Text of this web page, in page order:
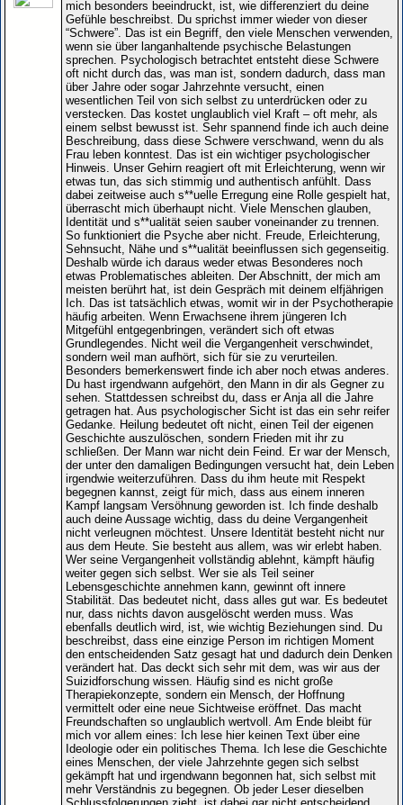
mich besonders beeindruckt, ist, wie differenziert du deine
Gefühle beschreibst. Du sprichst immer wieder von dieser
“Schwere”. Das ist ein Begriff, den viele Menschen verwenden,
wenn sie über langanhaltende psychische Belastungen
sprechen. Psychologisch betrachtet entsteht diese Schwere
oft nicht durch das, was man ist, sondern dadurch, dass man
über Jahre oder sogar Jahrzehnte versucht, einen
wesentlichen Teil von sich selbst zu unterdrücken oder zu
verstecken. Das kostet unglaublich viel Kraft – oft mehr, als
einem selbst bewusst ist. Sehr spannend finde ich auch deine
Beschreibung, dass diese Schwere verschwand, wenn du als
Frau leben konntest. Das ist ein wichtiger psychologischer
Hinweis. Unser Gehirn reagiert oft mit Erleichterung, wenn wir
etwas tun, das sich stimmig und authentisch anfühlt. Dass
dabei zeitweise auch s**uelle Erregung eine Rolle gespielt hat,
überrascht mich überhaupt nicht. Viele Menschen glauben,
Identität und s**ualität seien sauber voneinander zu trennen.
So funktioniert die Psyche aber nicht. Freude, Erleichterung,
Sehnsucht, Nähe und s**ualität beeinflussen sich gegenseitig.
Deshalb würde ich daraus weder etwas Besonderes noch
etwas Problematisches ableiten. Der Abschnitt, der mich am
meisten berührt hat, ist dein Gespräch mit deinem elfjährigen
Ich. Das ist tatsächlich etwas, womit wir in der Psychotherapie
häufig arbeiten. Wenn Erwachsene ihrem jüngeren Ich
Mitgefühl entgegenbringen, verändert sich oft etwas
Grundlegendes. Nicht weil die Vergangenheit verschwindet,
sondern weil man aufhört, sich für sie zu verurteilen.
Besonders bemerkenswert finde ich aber noch etwas anderes.
Du hast irgendwann aufgehört, den Mann in dir als Gegner zu
sehen. Stattdessen schreibst du, dass er Anja all die Jahre
getragen hat. Aus psychologischer Sicht ist das ein sehr reifer
Gedanke. Heilung bedeutet oft nicht, einen Teil der eigenen
Geschichte auszulöschen, sondern Frieden mit ihr zu
schließen. Der Mann war nicht dein Feind. Er war der Mensch,
der unter den damaligen Bedingungen versucht hat, dein Leben
irgendwie weiterzuführen. Dass du ihm heute mit Respekt
begegnen kannst, zeigt für mich, dass aus einem inneren
Kampf langsam Versöhnung geworden ist. Ich finde deshalb
auch deine Aussage wichtig, dass du deine Vergangenheit
nicht verleugnen möchtest. Unsere Identität besteht nicht nur
aus dem Heute. Sie besteht aus allem, was wir erlebt haben.
Wer seine Vergangenheit vollständig ablehnt, kämpft häufig
weiter gegen sich selbst. Wer sie als Teil seiner
Lebensgeschichte annehmen kann, gewinnt oft innere
Stabilität. Das bedeutet nicht, dass alles gut war. Es bedeutet
nur, dass nichts davon ausgelöscht werden muss. Was
ebenfalls deutlich wird, ist, wie wichtig Beziehungen sind. Du
beschreibst, dass eine einzige Person im richtigen Moment
den entscheidenden Satz gesagt hat und dadurch dein Denken
verändert hat. Das deckt sich sehr mit dem, was wir aus der
Suizidforschung wissen. Häufig sind es nicht große
Therapiekonzepte, sondern ein Mensch, der Hoffnung
vermittelt oder eine neue Sichtweise eröffnet. Das macht
Freundschaften so unglaublich wertvoll. Am Ende bleibt für
mich vor allem eines: Ich lese hier keinen Text über eine
Ideologie oder ein politisches Thema. Ich lese die Geschichte
eines Menschen, der viele Jahrzehnte gegen sich selbst
gekämpft hat und irgendwann begonnen hat, sich selbst mit
mehr Verständnis zu begegnen. Ob jeder Leser dieselben